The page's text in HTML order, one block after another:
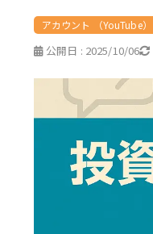
アカウント （YouTube）
公開日 : 2025/10/06